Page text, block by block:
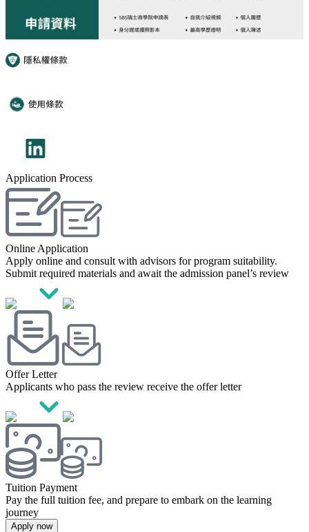
Application Process
Online Application
Apply online and consult with advisors for program suitability.
Submit required materials and await the admission panel’s review
Offer Letter
Applicants who pass the review receive the offer letter
Tuition Payment
Pay the full tuition fee, and prepare to embark on the learning
journey
Apply now